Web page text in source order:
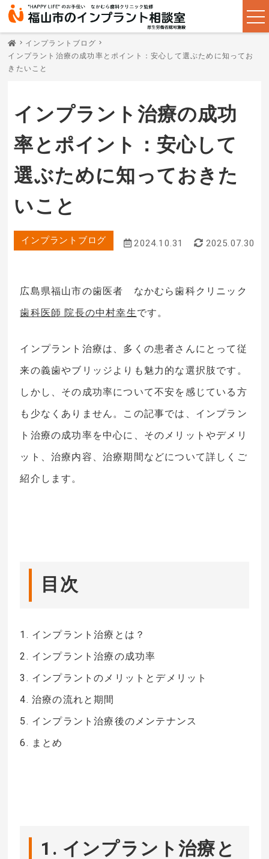
インプラントブログ
インプラント治療の成功率とポイント：安心して選ぶために知ってお
きたいこと
インプラント治療の成功
率とポイント：安心して
選ぶために知っておきた
いこと
インプラントブログ 2024.10.31 2025.07.30
広島県福山市の歯医者 なかむら歯科クリニック
歯科医師 院長の中村幸生です。
インプラント治療は、多くの患者さんにとって従
来の義歯やブリッジよりも魅力的な選択肢です。
しかし、その成功率について不安を感じている方
も少なくありません。この記事では、インプラン
ト治療の成功率を中心に、そのメリットやデメリ
ット、治療内容、治療期間などについて詳しくご
紹介します。
目次
1. インプラント治療とは？
2. インプラント治療の成功率
3. インプラントのメリットとデメリット
4. 治療の流れと期間
5. インプラント治療後のメンテナンス
6. まとめ
1. インプラント治療と